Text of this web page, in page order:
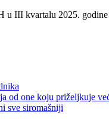
u III kvartalu 2025.
od one koju priželjkuje
sve siromašniji